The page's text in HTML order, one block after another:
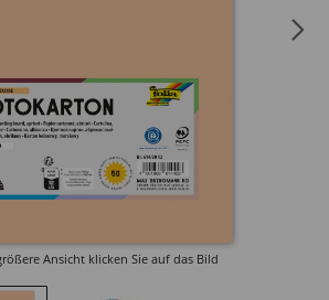
Ansicht klicken Sie auf das Bild